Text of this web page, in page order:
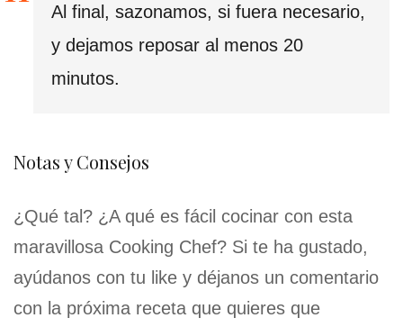
Al final, sazonamos, si fuera necesario,
y dejamos reposar al menos 20
minutos.
Notas y Consejos
¿Qué tal? ¿A qué es fácil cocinar con esta
maravillosa Cooking Chef? Si te ha gustado,
ayúdanos con tu like y déjanos un comentario
con la próxima receta que quieres que